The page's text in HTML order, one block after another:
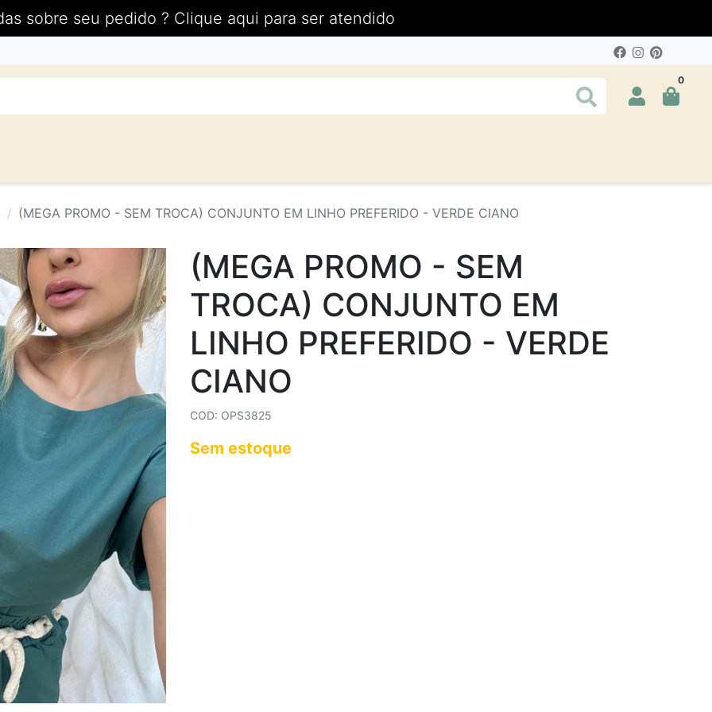
sobre seu pedido ? Clique aqui para ser atendido
0
(MEGA PROMO - SEM TROCA) CONJUNTO EM LINHO PREFERIDO - VERDE CIANO
(MEGA PROMO - SEM
TROCA) CONJUNTO EM
LINHO PREFERIDO - VERDE
CIANO
COD: OPS3825
Sem estoque